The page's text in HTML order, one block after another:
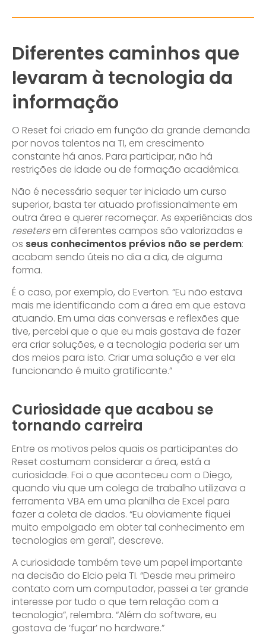
Diferentes caminhos que
levaram à tecnologia da
informação
O Reset foi criado em função da grande demanda
por novos talentos na TI, em crescimento
constante há anos. Para participar, não há
restrições de idade ou de formação acadêmica.
Não é necessário sequer ter iniciado um curso
superior, basta ter atuado profissionalmente em
outra área e querer recomeçar. As experiências dos
resetersem diferentes campos são valorizadas e
os seus conhecimentos prévios não se perdem:
acabam sendo úteis no dia a dia, de alguma
forma.
É o caso, por exemplo, do Everton. “Eu não estava
mais me identificando com a área em que estava
atuando. Em uma das conversas e reflexões que
tive, percebi que o que eu mais gostava de fazer
era criar soluções, e a tecnologia poderia ser um
dos meios para isto. Criar uma solução e ver ela
funcionando é muito gratificante.”
Curiosidade que acabou se
tornando carreira
Entre os motivos pelos quais os participantes do
Reset costumam considerar a área, está a
curiosidade. Foi o que aconteceu com o Diego,
quando viu que um colega de trabalho utilizava a
ferramenta VBA em uma planilha de Excel para
fazer a coleta de dados. “Eu obviamente fiquei
muito empolgado em obter tal conhecimento em
tecnologias em geral”, descreve.
A curiosidade também teve um papel importante
na decisão do Elcio pela TI. “Desde meu primeiro
contato com um computador, passei a ter grande
interesse por tudo o que tem relação com a
tecnologia”, relembra. “Além do software, eu
gostava de ‘fuçar’ no hardware.”